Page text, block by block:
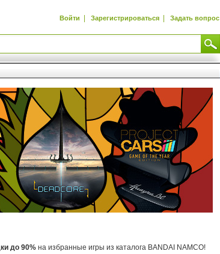
Войти | Зарегистрироваться | Задать вопрос
до 90% на избранные игры из каталога BANDAI NAMCO!